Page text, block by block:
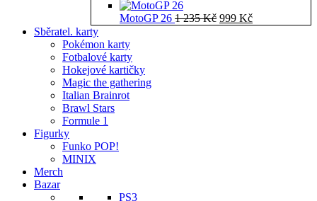
MotoGP 26 1 235Kč Původní
999 KčAktuální
Sběratel. karty
Pokémon karty
Fotbalové karty
Hokejové kartičky
Magic the gathering
Italian Brainrot
Brawl Stars
Formule 1
Figurky
Funko POP!
MINIX
Merch
Bazar
PS3